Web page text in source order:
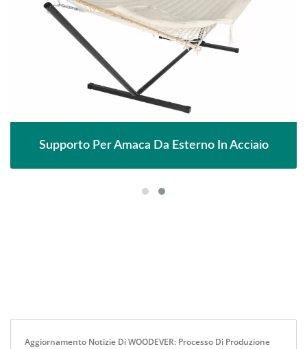
Supporto Per Amaca Da Esterno In Acciaio
Aggiornamento Notizie Di WOODEVER: Processo Di Produzione